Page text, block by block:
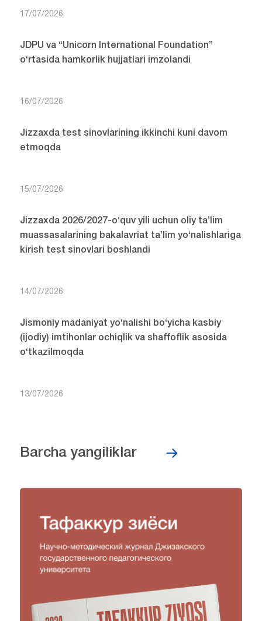
17/07/2026
JDPU va “Unicorn International Foundation”
o‘rtasida hamkorlik hujjatlari imzolandi
16/07/2026
Jizzaxda test sinovlarining ikkinchi kuni davom
etmoqda
15/07/2026
Jizzaxda 2026/2027-o‘quv yili uchun oliy ta’lim
muassasalarining bakalavriat ta’lim yo‘nalishlariga
kirish test sinovlari boshlandi
14/07/2026
Jismoniy madaniyat yo‘nalishi bo‘yicha kasbiy
(ijodiy) imtihonlar ochiqlik va shaffoflik asosida
o‘tkazilmoqda
13/07/2026
Barcha yangiliklar